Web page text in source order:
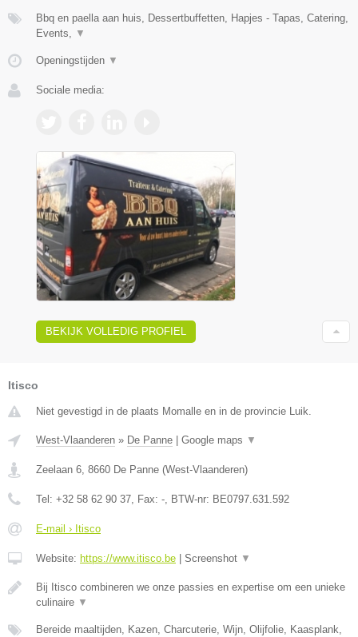
Bbq en paella aan huis, Dessertbuffetten, Hapjes - Tapas, Catering,
Events, ▼
Openingstijden ▼
Sociale media:
BEKIJK VOLLEDIG PROFIEL
Itisco
Niet gevestigd in de plaats Momalle en in de provincie Luik.
West-Vlaanderen » De Panne Google maps ▼
Zeelaan 6 8660 De Panne (West-Vlaanderen)
Tel: +32 58 62 90 37 , Fax: - , BTW-nr: BE0797.631.592
E-mail › Itisco
Website: https://www.itisco.be Screenshot ▼
Bij Itisco combineren we onze passies en expertise om een unieke
culinaire ▼
Bereide maaltijden, Kazen, Charcuterie, Wijn, Olijfolie, Kaasplank,